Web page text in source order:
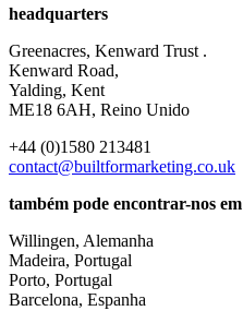
headquarters
Greenacres, Kenward Trust .
Kenward Road,
Yalding, Kent
ME18 6AH, Reino Unido
+44 (0)1580 213481
contact@builtformarketing.co.uk
também pode encontrar-nos em
Willingen, Alemanha
Madeira, Portugal
Porto, Portugal
Barcelona, Espanha